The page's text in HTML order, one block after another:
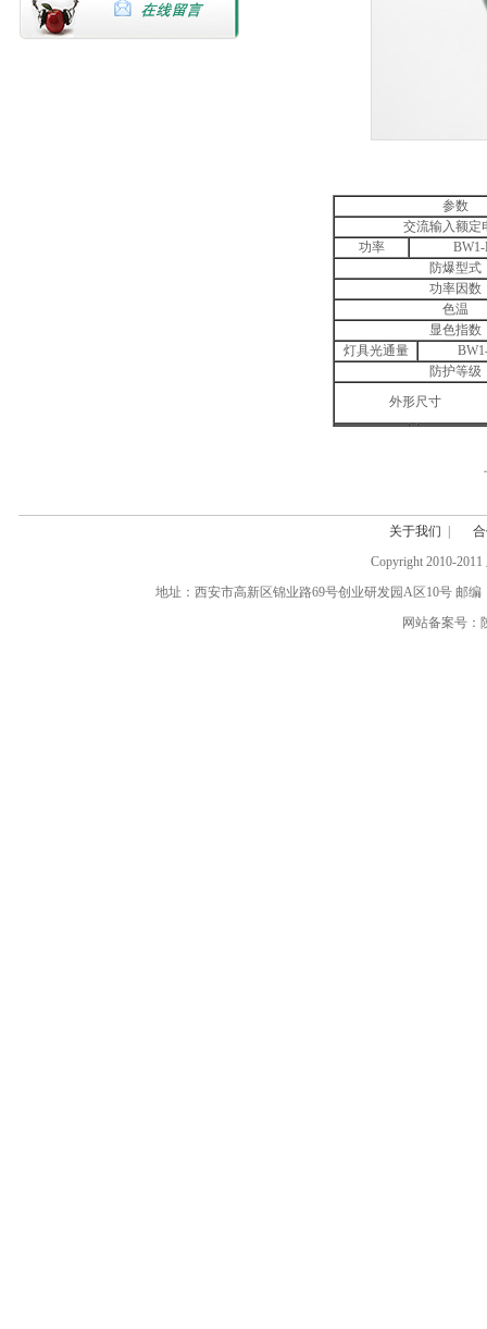
参数
交流输入额定
功率
防爆型式
功率因数
色温
显色指数
灯具光通量
防护等级
外形尺寸
关于我们
Copyright 2010-
地址：西安市高新区锦业路69号创业研发园A区10号 邮编
网站备案号：